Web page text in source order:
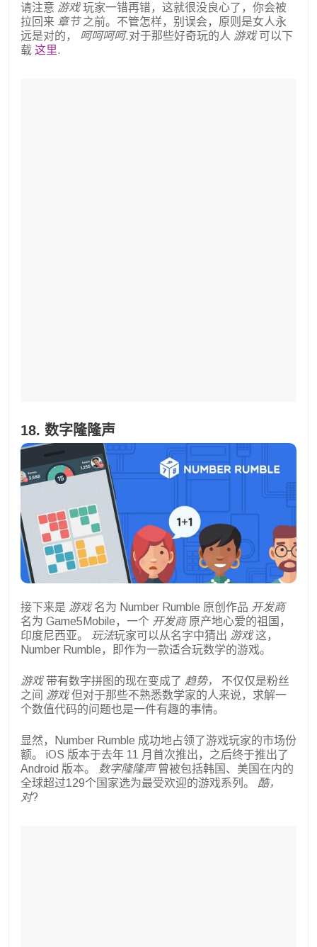
请注意 游戏玩家一错再错，这就很没良心了，你会被
拉回来 章节之前。不管怎样，别误会，原则是女人永
远是对的， 呵呵呵呵.对于那些好奇玩的人 游戏可以下
载 这里.
18. 数字隆隆声
接下来是 游戏名为 Number Rumble 原创作品 开发商
名为 Game5Mobile，一个 开发商原产地心爱的祖国，
印度尼西亚。 玩法玩家可以从名字中猜出 游戏这，
Number Rumble，即作为一款适合玩数学的游戏。
游戏带有数字拼图的现在变成了 趋势， 不仅仅是粉丝
之间
游戏但对于那些不熟悉数学家的人来说，求解一
个数值代码的问题也是一件有趣的事情。
显然，Number Rumble 成功地占领了游戏玩家的市场份
额。 iOS 版本于去年 11 月首次推出，之后终于推出了
Android 版本。
数字隆隆声曾被包括韩国、美国在内的
全球超过129个国家选为最受欢迎的游戏系列。 酷，
对?